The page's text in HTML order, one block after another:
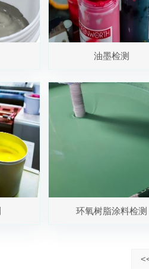
油墨检测
环氧树脂涂料检测